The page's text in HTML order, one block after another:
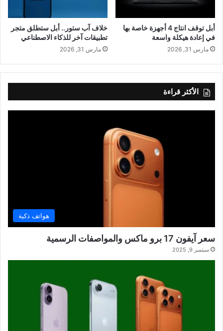
أبل توقف انتاج 4 أجهزة خاصة بها
في إعادة هيكلة واسعة
مارس 31, 2026
خلاف آب ستور.. أبل ستطلق متجر
تطبيقات آخر للذكاء الاصطناعي
مارس 31, 2026
الأكثر قراءة
هواتف ذكية
سعر آيفون 17 برو ماكس والمواصفات الرسمية
سبتمبر 9, 2025